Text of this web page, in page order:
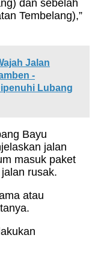
dan sebelah
Tembelang),”
Jalan
-
Lubang
Bayu
jalan
masuk paket
rusak.
atau